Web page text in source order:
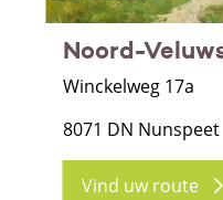
Noord-
Winckelweg 17a
8071 DN Nunspeet
Vind uw route